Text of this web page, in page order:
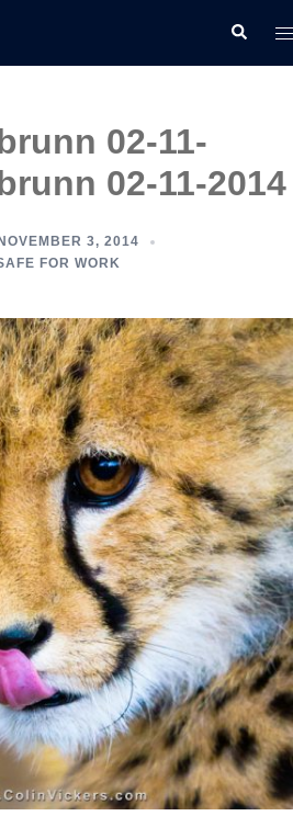
Search
02-11-
02-11-2014
NOVEMBER 3, 2014
FOR WORK